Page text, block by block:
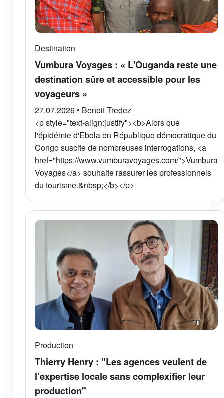
Destination
Vumbura Voyages : « L'Ouganda reste une
destination sûre et accessible pour les
voyageurs »
27.07.2026 • Benoit Tredez
<p style="text-align:justify"><b>Alors que
l'épidémie d'Ebola en République démocratique du
Congo suscite de nombreuses interrogations, <a
href="https://www.vumburavoyages.com/">Vumbura
Voyages</a> souhaite rassurer les professionnels
du tourisme.&nbsp;</b></p>
Production
Thierry Henry : "Les agences veulent de
l’expertise locale sans complexifier leur
production"